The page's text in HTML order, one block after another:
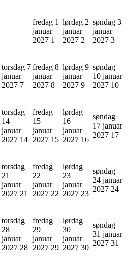
fredag 1
januar
2027 1
lørdag 2
januar
2027 2
søndag 3
januar
2027 3
torsdag 7
januar
2027 7
fredag 8
januar
2027 8
lørdag 9
januar
2027 9
søndag
10 januar
2027 10
torsdag
14
januar
2027 14
fredag
15
januar
2027 15
lørdag
16
januar
2027 16
søndag
17 januar
2027 17
torsdag
21
januar
2027 21
fredag
22
januar
2027 22
lørdag
23
januar
2027 23
søndag
24 januar
2027 24
torsdag
28
januar
2027 28
fredag
29
januar
2027 29
lørdag
30
januar
2027 30
søndag
31 januar
2027 31